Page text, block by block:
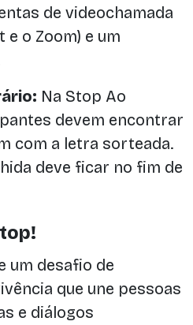
de videochamada
e o Zoom) e um
Na Stop Ao
devem encontrar
com a letra sorteada.
deve ficar no fim de
um desafio de
que une pessoas
e diálogos